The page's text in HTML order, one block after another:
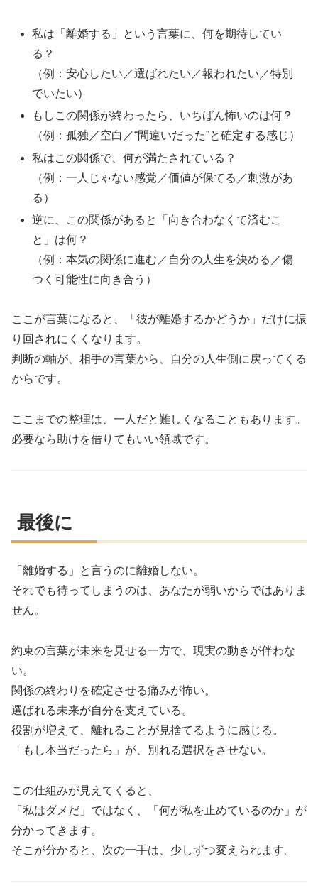
私は「離婚する」という言葉に、何を期待してい
る？
（例：安心したい／選ばれたい／報われたい／特別
でいたい）
もしこの関係が終わったら、いちばん怖いのは何？
（例：孤独／空白／“間違いだった”と確定する感じ）
私はこの関係で、何が満たされている？
（例：一人じゃない感覚／価値が保てる／刺激があ
る）
逆に、この関係があると「向き合わなくて済むこ
と」は何？
（例：本気の関係に進む／自分の人生を決める／傷
つく可能性に向き合う）
ここが言葉になると、「彼が離婚するかどうか」だけに振
り回されにくくなります。
判断の軸が、相手の言葉から、自分の人生側に戻ってくる
からです。
ここまでの整理は、一人だと難しくなることもあります。
必要なら助けを借りてもいい領域です。
最後に
「離婚する」と言うのに離婚しない。
それでも待ってしまうのは、あなたが弱いからではありま
せん。
約束の言葉が未来を見せる一方で、現実の動きが伴わな
い。
関係の終わりを確定させる痛みが怖い。
選ばれる未来が自分を支えている。
役割が増えて、離れることが見捨てるように感じる。
「もし本当だったら」が、別れる選択をさせない。
この仕組みが見えてくると、
「私はダメだ」ではなく、「何が私を止めているのか」が
分かってきます。
そこが分かると、次の一手は、少しずつ変えられます。